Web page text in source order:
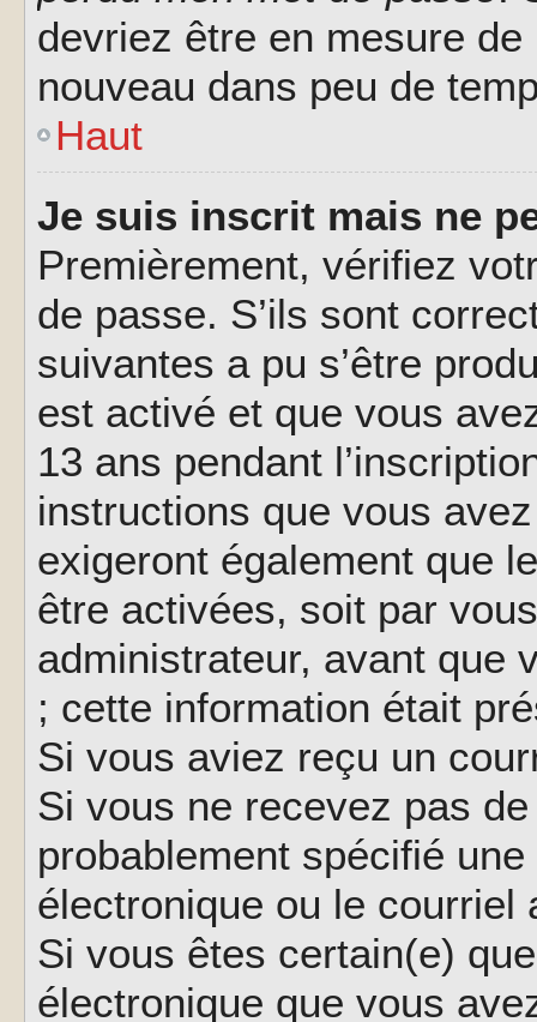
devriez être en mesure
nouveau dans peu de
Haut
Je suis inscrit mais ne
Premièrement, vérifiez
de passe. S’ils sont
suivantes a pu s’être
est activé et que vous
13 ans pendant
instructions que vous
exigeront également que
être activées, soit par
administrateur, avant que
; cette information était
Si vous aviez reçu un
Si vous ne recevez pas
probablement spécifié
électronique ou le courriel
Si vous êtes certain(e)
électronique que vous